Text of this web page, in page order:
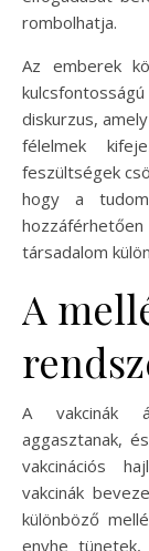
rombolhatja.
Az emberek
diskurzus,
félelmek
feszültségek
hogy a
társadalom
A
A vakcinák
aggasztanak,
vakcinációs
vakcinák
különböző
enyhe